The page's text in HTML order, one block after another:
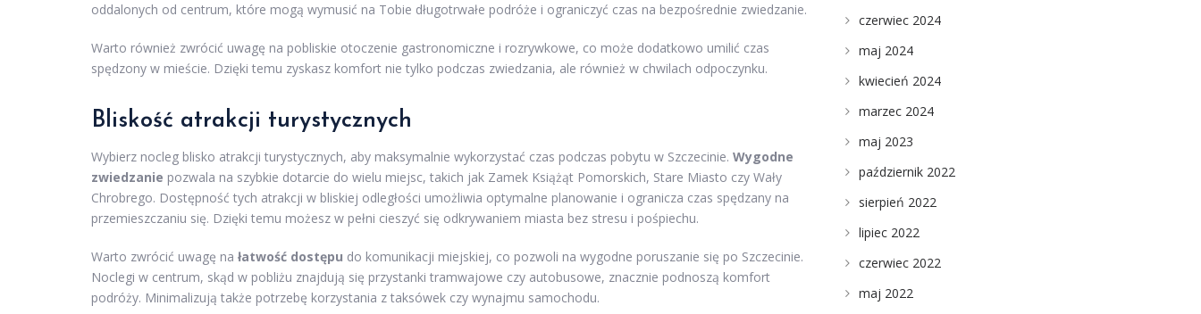
oddalonych od centrum, które mogą wymusić na Tobie długotrwałe podróże i ograniczyć czas na bezpośrednie zwiedzanie.
Warto również zwrócić uwagę na pobliskie otoczenie gastronomiczne i rozrywkowe, co może dodatkowo umilić czas
spędzony w mieście. Dzięki temu zyskasz komfort nie tylko podczas zwiedzania, ale również w chwilach odpoczynku.
Bliskość atrakcji turystycznych
Wybierz nocleg blisko atrakcji turystycznych, aby maksymalnie wykorzystać czas podczas pobytu w Szczecinie. Wygodne
zwiedzanie pozwala na szybkie dotarcie do wielu miejsc, takich jak Zamek Książąt Pomorskich, Stare Miasto czy Wały
Chrobrego. Dostępność tych atrakcji w bliskiej odległości umożliwia optymalne planowanie i ogranicza czas spędzany na
przemieszczaniu się. Dzięki temu możesz w pełni cieszyć się odkrywaniem miasta bez stresu i pośpiechu.
Warto zwrócić uwagę na łatwość dostępu do komunikacji miejskiej, co pozwoli na wygodne poruszanie się po Szczecinie.
Noclegi w centrum, skąd w pobliżu znajdują się przystanki tramwajowe czy autobusowe, znacznie podnoszą komfort
podróży. Minimalizują także potrzebę korzystania z taksówek czy wynajmu samochodu.
czerwiec 2024
maj 2024
kwiecień 2024
marzec 2024
maj 2023
październik 2022
sierpień 2022
lipiec 2022
czerwiec 2022
maj 2022